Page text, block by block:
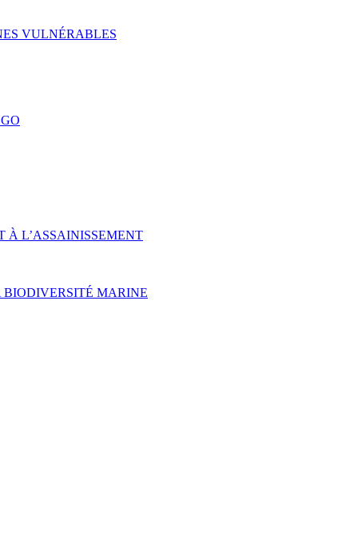
VULNÉRABLES
À L’ASSAINISSEMENT
BIODIVERSITÉ MARINE